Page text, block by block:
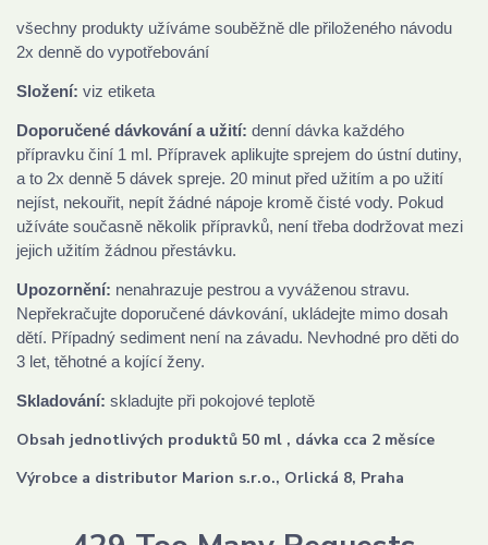
všechny produkty užíváme souběžně dle přiloženého návodu
2x denně do vypotřebování
Složení: viz etiketa
Doporučené dávkování a užití: denní dávka každého
přípravku činí 1 ml. Přípravek aplikujte sprejem do ústní dutiny,
a to 2x denně 5 dávek spreje. 20 minut před užitím a po užití
nejíst, nekouřit, nepít žádné nápoje kromě čisté vody. Pokud
užíváte současně několik přípravků, není třeba dodržovat mezi
jejich užitím žádnou přestávku.
Upozornění: nenahrazuje pestrou a vyváženou stravu.
Nepřekračujte doporučené dávkování, ukládejte mimo dosah
dětí. Případný sediment není na závadu. Nevhodné pro děti do
3 let, těhotné a kojící ženy.
Skladování: skladujte při pokojové teplotě
Obsah jednotlivých produktů 50 ml , dávka cca 2 měsíce
Výrobce a distributor Marion s.r.o., Orlická 8, Praha